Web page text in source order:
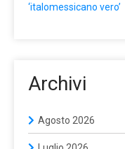
‘italomessicano vero’
Archivi
Agosto 2026